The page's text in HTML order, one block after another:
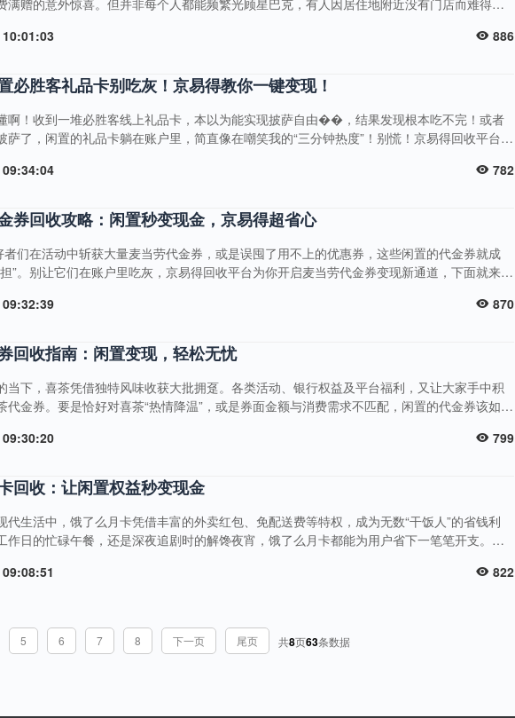
”的星巴克礼品卡，与其在钱包里积灰、默默过期，不如通过京易得回收轻松变现，让每一分
网或小程序，在首页清晰的分类中找到“星巴克礼品卡”回收入....
886
必胜客礼品卡别吃灰！京易得教你一键变现！
啊！收到一堆必胜客线上礼品卡，本以为能实现披萨自由��，结果发现根本吃不完！或者
萨了，闲置的礼品卡躺在账户里，简直像在嘲笑我的“三分钟热度”！别慌！京易得回收平台带
？ 定价超会“拿捏”，绝不做“大冤种”！必胜客的礼品卡五花八门，不同面额、限定主题卡让人
782
券回收攻略：闲置秒变现金，京易得超省心
者们在活动中斩获大量麦当劳代金券，或是误囤了用不上的优惠券，这些闲置的代金券就成
”。别让它们在账户里吃灰，京易得回收平台为你开启麦当劳代金券变现新通道，下面就来看
，从早餐专属券、超值套餐折扣券到单品买一送一券应有尽有。京易得针对不同类型代金
价，确保每一张代金券都能得到最合理的回收价格，满足你....
870
回收指南：闲置变现，轻松无忧
当下，喜茶凭借独特风味收获大批拥趸。各类活动、银行权益及平台福利，又让大家手中积
代金券。要是恰好对喜茶“热情降温”，或是券面金额与消费需求不匹配，闲置的代金券该如何
喜茶代金券？ 便捷流程，轻松变现在京易得回收喜茶代金券，操作简单到超乎想象。无需繁
键信息，提交订单，剩下的就交给我们。系统自动审核，全程耗时极短，快速将闲置代....
799
回收：让闲置权益秒变现金
代生活中，饿了么月卡凭借丰富的外卖红包、免配送费等特权，成为无数“干饭人”的省钱利
作日的忙碌午餐，还是深夜追剧时的解馋夜宵，饿了么月卡都能为用户省下一笔笔开支。但
月卡价值即刻变现！ 饿了么月卡：舌尖上的超值福利饿了么月卡是平台推出的会员服务，开
....
822
5 6 7 8 下一页 尾页 共8页63条数据